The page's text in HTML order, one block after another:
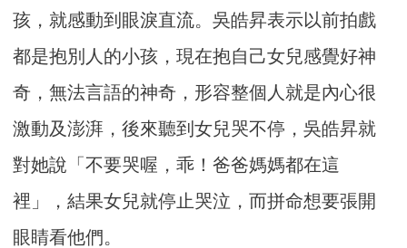
孩，就感動到眼淚直流。吳皓昇表示以前拍戲
都是抱別人的小孩，現在抱自己女兒感覺好神
奇，無法言語的神奇，形容整個人就是內心很
激動及澎湃，後來聽到女兒哭不停，吳皓昇就
對她說「不要哭喔，乖！爸爸媽媽都在這
裡」，結果女兒就停止哭泣，而拼命想要張開
眼睛看他們。